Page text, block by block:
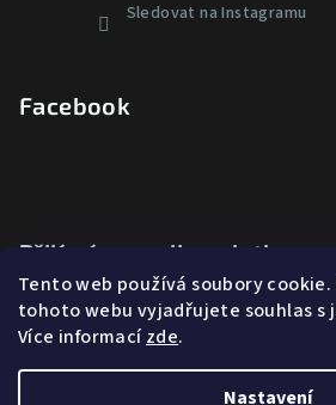
Tento web používá soubory
tohoto webu vyjadřujete souhlas s
Více informacízde.
Nastavení
Sledovat na Instagramu
Facebook
Přijímáme online platby